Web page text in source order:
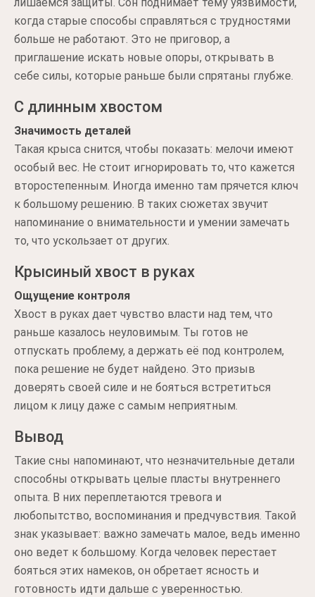
когда старые способы справляться с трудностями
больше не работают. Это не приговор, а
приглашение искать новые опоры, открывать в
себе силы, которые раньше были спрятаны глубже.
С длинным хвостом
Значимость деталей
Такая крыса снится, чтобы показать: мелочи имеют
особый вес. Не стоит игнорировать то, что кажется
второстепенным. Иногда именно там прячется ключ
к большому решению. В таких сюжетах звучит
напоминание о внимательности и умении замечать
то, что ускользает от других.
Крысиный хвост в руках
Ощущение контроля
Хвост в руках дает чувство власти над тем, что
раньше казалось неуловимым. Ты готов не
отпускать проблему, а держать её под контролем,
пока решение не будет найдено. Это призыв
доверять своей силе и не бояться встретиться
лицом к лицу даже с самым неприятным.
Вывод
Такие сны напоминают, что незначительные детали
способны открывать целые пласты внутреннего
опыта. В них переплетаются тревога и
любопытство, воспоминания и предчувствия. Такой
знак указывает: важно замечать малое, ведь именно
оно ведет к большому. Когда человек перестает
бояться этих намеков, он обретает ясность и
готовность идти дальше с уверенностью.